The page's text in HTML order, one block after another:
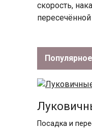
скорость,
Популярное
Посадка и